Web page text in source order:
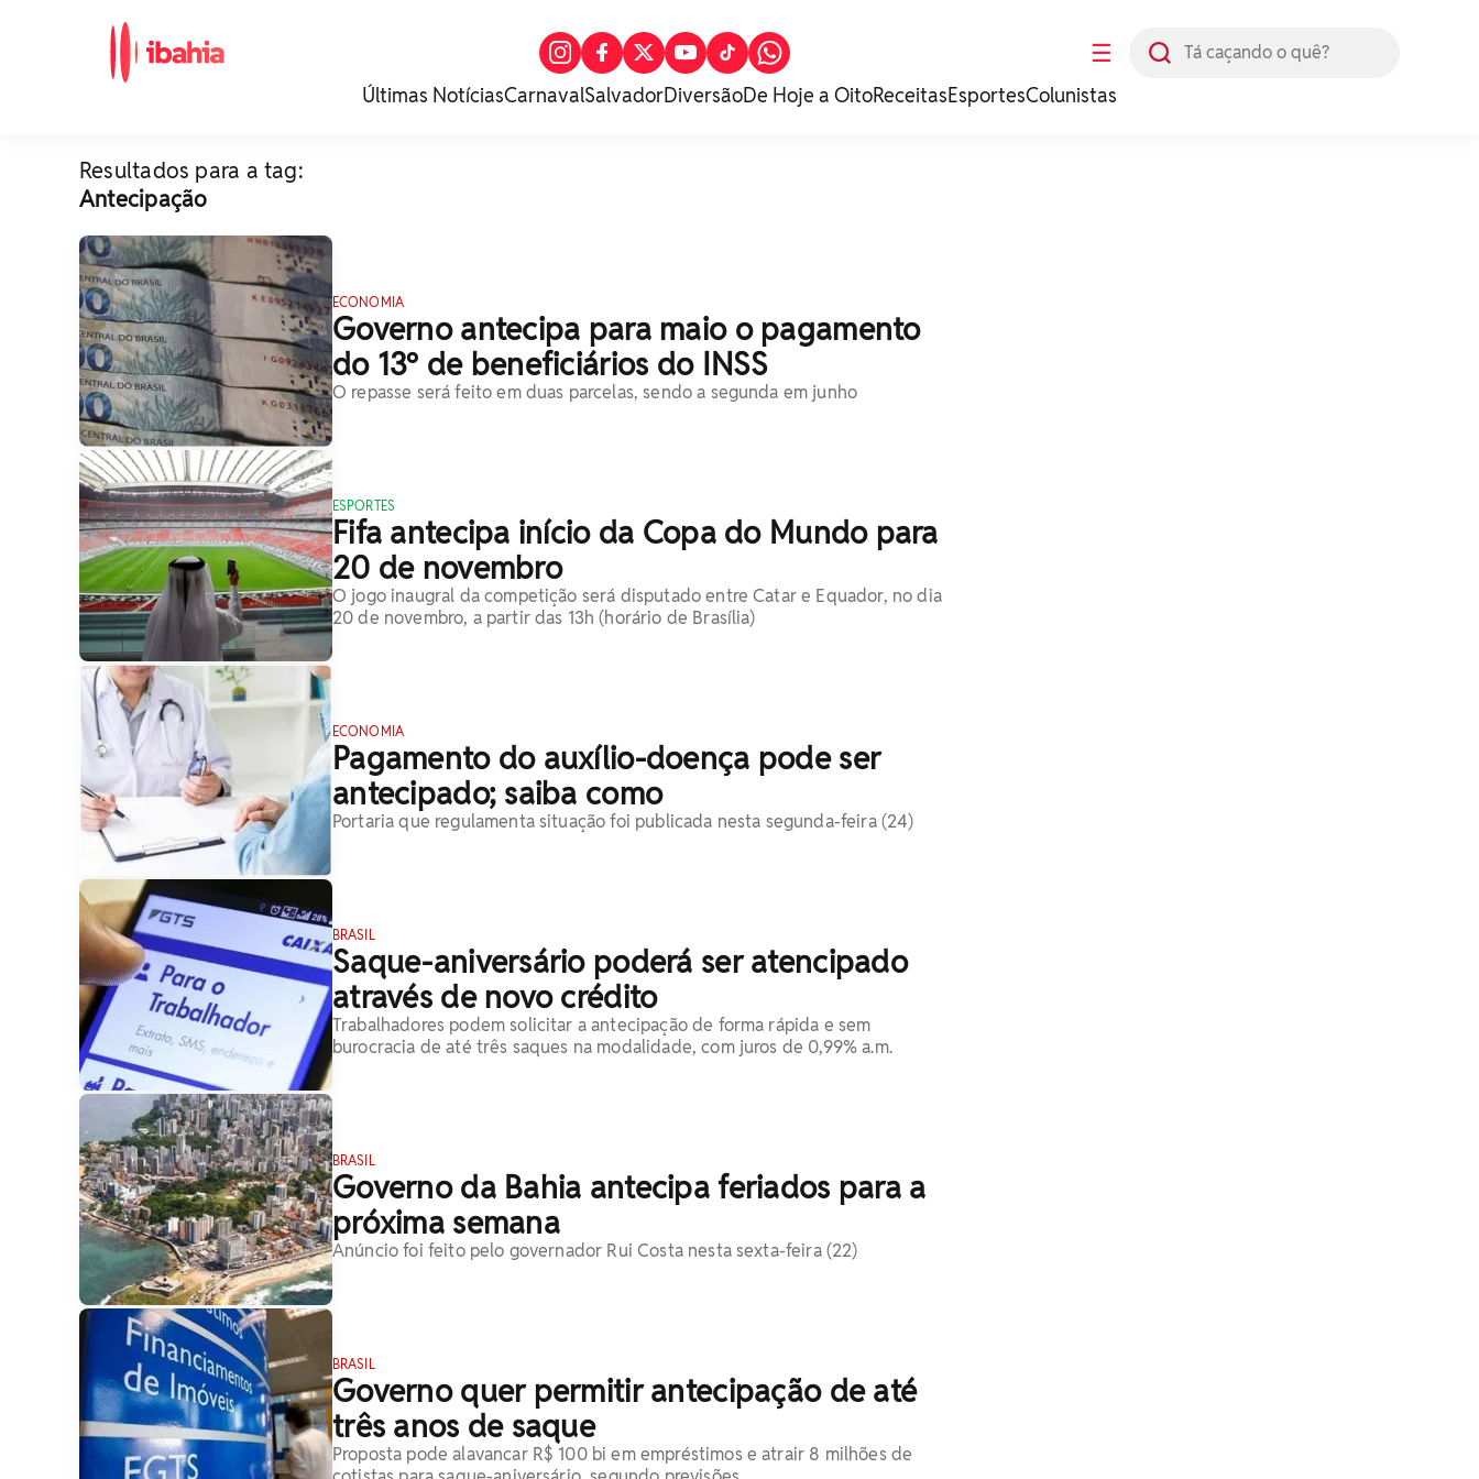
☰
Últimas NotíciasCarnavalSalvadorDiversãoDe Hoje a OitoReceitasEsportesColunistas
Resultados para a tag:
Antecipação
ECONOMIA
Governo antecipa para maio o pagamento
do 13º de beneficiários do INSS
O repasse será feito em duas parcelas, sendo a segunda em junho
ESPORTES
Fifa antecipa início da Copa do Mundo para
20 de novembro
O jogo inaugral da competição será disputado entre Catar e Equador, no dia
20 de novembro, a partir das 13h (horário de Brasília)
ECONOMIA
Pagamento do auxílio-doença pode ser
antecipado; saiba como
Portaria que regulamenta situação foi publicada nesta segunda-feira (24)
BRASIL
Saque-aniversário poderá ser atencipado
através de novo crédito
Trabalhadores podem solicitar a antecipação de forma rápida e sem
burocracia de até três saques na modalidade, com juros de 0,99% a.m.
BRASIL
Governo da Bahia antecipa feriados para a
próxima semana
Anúncio foi feito pelo governador Rui Costa nesta sexta-feira (22)
BRASIL
Governo quer permitir antecipação de até
três anos de saque
Proposta pode alavancar R$ 100 bi em empréstimos e atrair 8 milhões de